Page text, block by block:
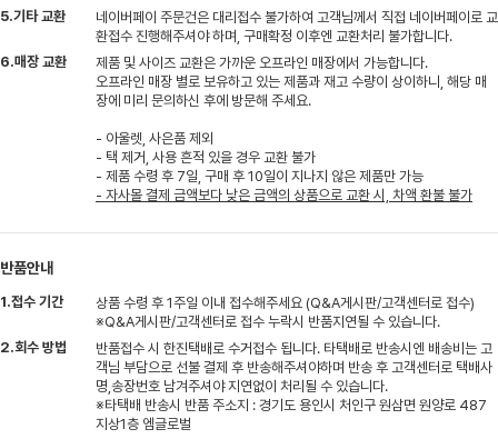
5.기타 교환
네이버페이 주문건은 대리접수 불가하여 고객님께서 직접 네이버페이로 교
환접수 진행해주셔야 하며, 구매확정 이후엔 교환처리 불가합니다.
6.매장 교환
제품 및 사이즈 교환은 가까운 오프라인 매장에서 가능합니다.
오프라인 매장 별로 보유하고 있는 제품과 재고 수량이 상이하니, 해당 매
장에 미리 문의하신 후에 방문해 주세요.
- 아울렛, 사은품 제외
- 택 제거, 사용 흔적 있을 경우 교환 불가
- 제품 수령 후 7일, 구매 후 10일이 지나지 않은 제품만 가능
- 자사몰 결제 금액보다 낮은 금액의 상품으로 교환 시, 차액 환불 불가
반품안내
1.접수 기간
상품 수령 후 1주일 이내 접수해주세요 (Q&A게시판/고객센터로 접수)
※Q&A게시판/고객센터로 접수 누락시 반품지연될 수 있습니다.
2.회수 방법
반품접수 시 한진택배로 수거접수 됩니다. 타택배로 반송시엔 배송비는 고
객님 부담으로 선불 결제 후 반송해주셔야하며 반송 후 고객센터로 택배사
명,송장번호 남겨주셔야 지연없이 처리될 수 있습니다.
※타택배 반송시 반품 주소지 : 경기도 용인시 처인구 원삼면 원양로 487
지상1층 엠글로벌